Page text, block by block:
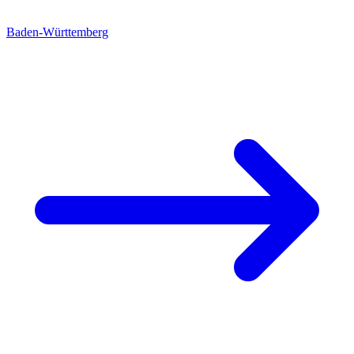
Baden-Württemberg